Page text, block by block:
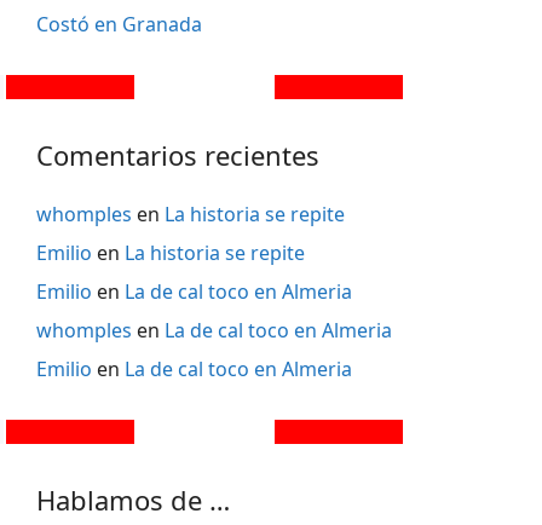
Costó en Granada
Comentarios recientes
whomples en La historia se repite
Emilio en La historia se repite
Emilio en La de cal toco en Almeria
whomples en La de cal toco en Almeria
Emilio en La de cal toco en Almeria
Hablamos de …